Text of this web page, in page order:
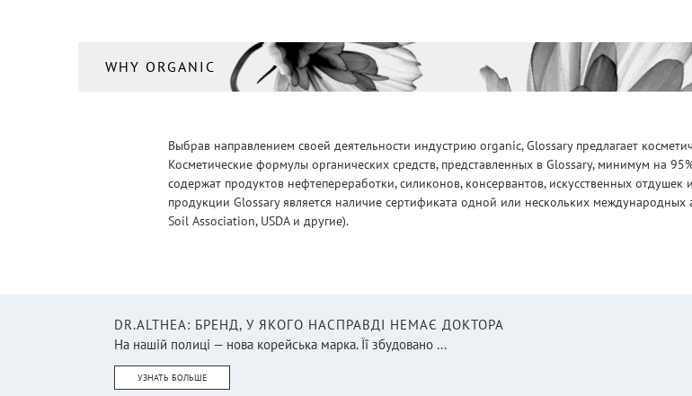
WHY ORGANIC
Выбрав направлением своей деятельности индустрию organic, Glossary предлагает
Косметические формулы органических средств, представленных в Glossary, минимум на
содержат продуктов нефтепереработки, силиконов, консервантов, искусственных
продукции Glossary является наличие сертификата одной или нескольких международных
Soil Association, USDA и другие).
DR.ALTHEA: БРЕНД, У ЯКОГО НАСПРАВДІ НЕМАЄ ДОКТОРА
На нашій полиці — нова корейська марка. Її збудовано ...
УЗНАТЬ БОЛЬШЕ